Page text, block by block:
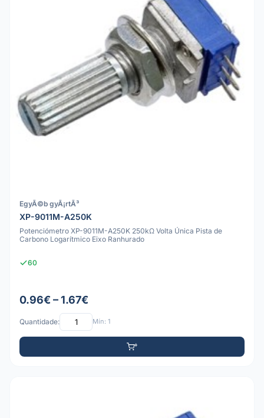
EgyÃ©b gyÃ¡rtÃ³
XP-9011M-A250K
Potenciómetro XP-9011M-A250K 250kΩ Volta Única Pista de
Carbono Logarítmico Eixo Ranhurado
60
0.96€ – 1.67€
Quantidade: Mín: 1